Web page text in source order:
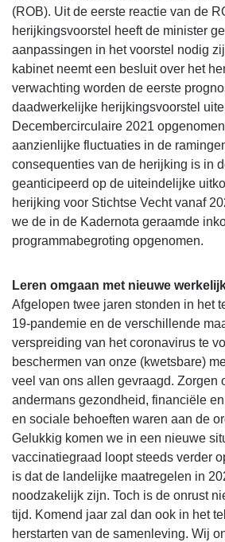
(ROB). Uit de eerste reactie van de
herijkingsvoorstel heeft de minister
aanpassingen in het voorstel nodig
kabinet neemt een besluit over het
verwachting worden de eerste
daadwerkelijke herijkingsvoorstel
Decembercirculaire 2021
aanzienlijke fluctuaties in de
consequenties van de herijking is in
geanticipeerd op de uiteindelijke
herijking voor Stichtse Vecht vanaf
we de in de Kadernota geraamde
programmabegroting opgenomen.
Leren omgaan met nieuwe
Afgelopen twee jaren stonden in het
19-pandemie en de verschillende
verspreiding van het coronavirus te
beschermen van onze (kwetsbare)
veel van ons allen gevraagd. Zorgen
andermans gezondheid, financiële
en sociale behoeften waren aan de
Gelukkig komen we in een nieuwe
vaccinatiegraad loopt steeds verder
is dat de landelijke maatregelen in
noodzakelijk zijn. Toch is de onrust
tijd. Komend jaar zal dan ook in het
herstarten van de samenleving. Wij